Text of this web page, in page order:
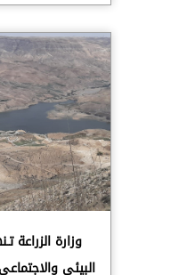
وزارة الزراعة
البيئي